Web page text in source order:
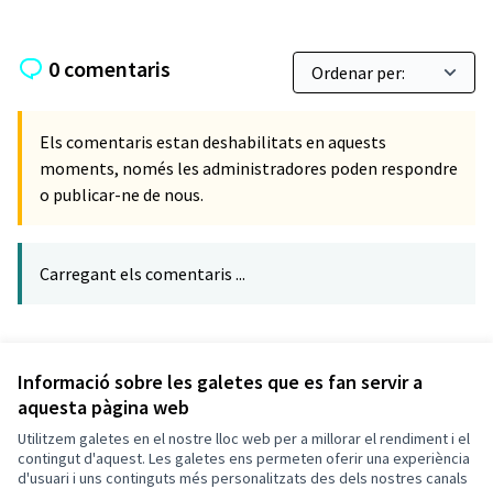
Informació sobre les galetes que es fan servir a
aquesta pàgina web
Utilitzem galetes en el nostre lloc web per a millorar el rendiment i el
contingut d'aquest. Les galetes ens permeten oferir una experiència
d'usuari i uns continguts més personalitzats des dels nostres canals
0 comentaris
Els comentaris estan deshabilitats en aquests
moments, només les administradores poden respondre
o publicar-ne de nous.
Carregant els comentaris ...
Verifica l'empremta digital
Termes i condicions d'ús
Configuració de les galetes
Decidim Calafell a X
Decidim Calafell a Facebook
Decidim Calafell a YouTube
Decidim Calafell a GitHub